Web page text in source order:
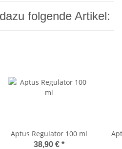
folgende Artikel:
Aptus Regulator 100 ml
38,90 € *